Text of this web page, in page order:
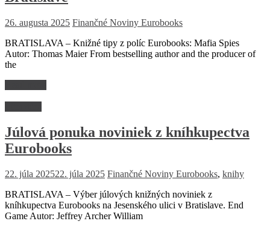
26. augusta 2025 Finančné Noviny Eurobooks
BRATISLAVA – Knižné tipy z políc Eurobooks: Mafia Spies
Autor: Thomas Maier From bestselling author and the producer of
the
Júlová ponuka noviniek z kníhkupectva
Eurobooks
22. júla 202522. júla 2025 Finančné Noviny Eurobooks, knihy
BRATISLAVA – Výber júlových knižných noviniek z
kníhkupectva Eurobooks na Jesenského ulici v Bratislave. End
Game Autor: Jeffrey Archer William